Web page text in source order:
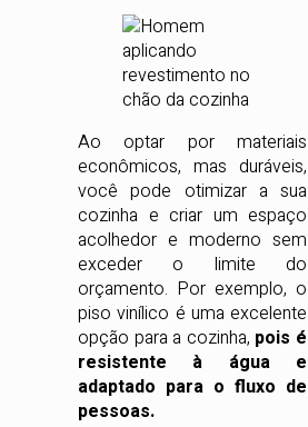
Ao optar por materiais
econômicos, mas duráveis,
você pode otimizar a sua
cozinha e criar um espaço
acolhedor e moderno sem
exceder o limite do
orçamento. Por exemplo, o
piso vinílico é uma excelente
opção para a cozinha, pois é
resistente à água e
adaptado para o fluxo de
pessoas.